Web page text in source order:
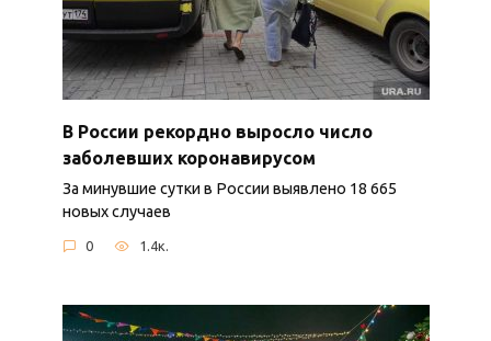
В России рекордно выросло число
заболевших коронавирусом
За минувшие сутки в России выявлено 18 665
новых случаев
0 1.4к.